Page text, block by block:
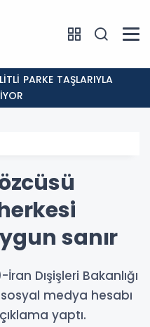
sanır
Dışişleri Bakanlığı
medya hesabı
yaptı.